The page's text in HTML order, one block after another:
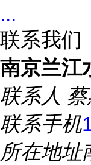
...
联系我们
南京兰江
联系人
联系手机
所在地址